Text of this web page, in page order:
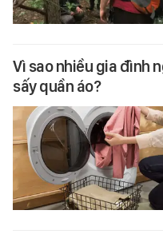
Vì sao nhiều gia đình
sấy quần áo?